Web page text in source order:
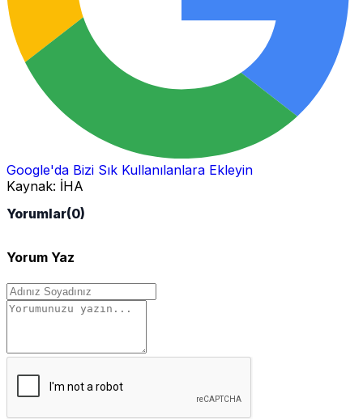
Google'da Bizi Sık Kullanılanlara Ekleyin
Kaynak: İHA
Yorumlar(0)
Yorum Yaz